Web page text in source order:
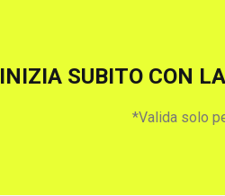
INIZIA SUBITO CON
*Valida solo